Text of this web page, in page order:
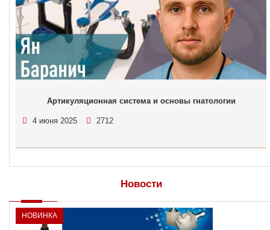
Артикуляционная система и основы гнатологии
4 июня 2025 2712
Новости
НОВИНКА